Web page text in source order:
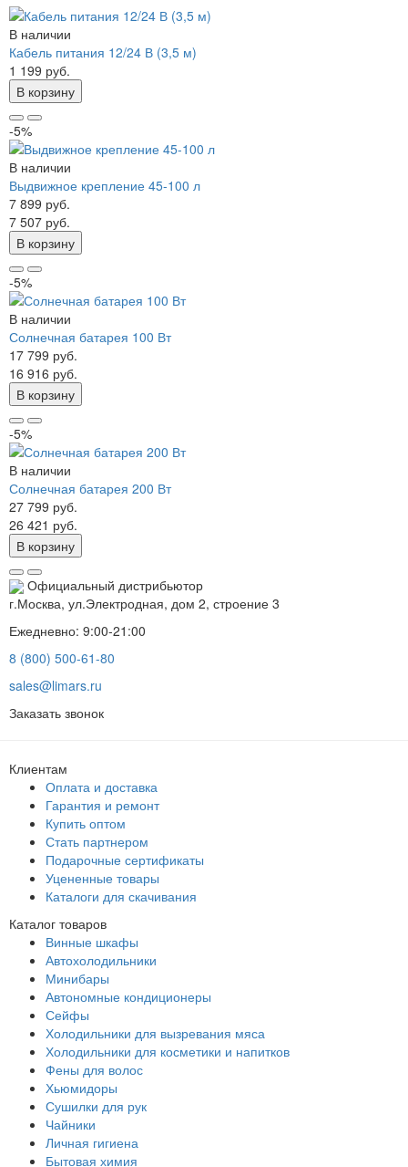
В наличии
Кабель питания 12/24 В (3,5 м)
1 199 руб.
В корзину
-5%
В наличии
Выдвижное крепление 45-100 л
7 899 руб.
7 507 руб.
В корзину
-5%
В наличии
Солнечная батарея 100 Вт
17 799 руб.
16 916 руб.
В корзину
-5%
В наличии
Солнечная батарея 200 Вт
27 799 руб.
26 421 руб.
В корзину
Официальный дистрибьютор
г.Москва, ул.Электродная, дом 2, строение 3
Ежедневно: 9:00-21:00
8 (800) 500-61-80
sales@limars.ru
Заказать звонок
Клиентам
Оплата и доставка
Гарантия и ремонт
Купить оптом
Стать партнером
Подарочные сертификаты
Уцененные товары
Каталоги для скачивания
Каталог товаров
Винные шкафы
Автохолодильники
Минибары
Автономные кондиционеры
Сейфы
Холодильники для вызревания мяса
Холодильники для косметики и напитков
Фены для волос
Хьюмидоры
Сушилки для рук
Чайники
Личная гигиена
Бытовая химия